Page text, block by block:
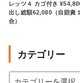
レッツ４ カゴ付き
出し総額62,080（自賠責
合）
カテゴリー